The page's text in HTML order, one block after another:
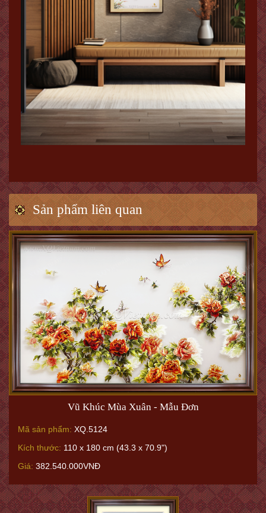
Sản phẩm liên quan
Vũ Khúc Mùa Xuân - Mẫu Đơn
Mã sản phẩm: XQ.5124
Kích thước: 110 x 180 cm (43.3 x 70.9")
Giá: 382.540.000VNĐ